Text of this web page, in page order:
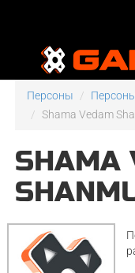
Персоны
Shama Vedam
SHAMA